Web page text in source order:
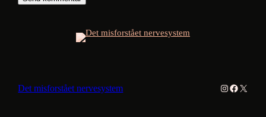
Det misforstået nervesystem Instagram
Facebook
X